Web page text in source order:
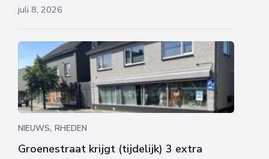
juli 8, 2026
NIEUWS, RHEDEN
Groenestraat krijgt (tijdelijk) 3 extra